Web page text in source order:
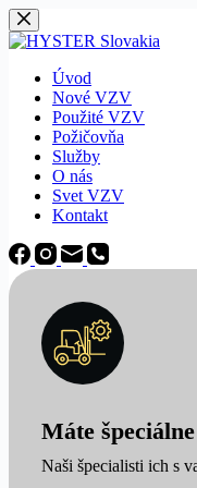
Späť
na
Úvod
Nové VZV
Použité VZV
Požičovňa
Služby
O nás
Svet VZV
Kontakt
Máte
Naši špecialisti ich s